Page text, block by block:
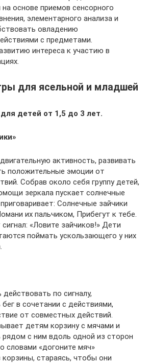
основе приемов сенсорного
элементарного анализа и
овладению
с предметами.
интереса к участию в
для ясельной и младшей
детей от 1,5 до 3 лет.
активность, развивать
положительные эмоции от
Собрав около себя группу детей,
зеркала пускает солнечные
Солнечные зайчики
их пальчиком, Прибегут к тебе.
«Ловите зайчиков!» Дети
поймать ускользающего у них
по сигналу,
в сочетании с действиями,
от совместных действий.
детям корзину с мячами и
рядом с ним вдоль одной из сторон
словами «догоните мяч»
стараясь, чтобы они